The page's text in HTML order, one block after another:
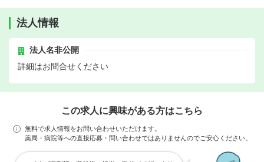
法人情報
法人名非公開
詳細はお問合せください
この求人に興味がある方はこちら
無料で求人情報をお問い合わせいただけます。
薬局・病院等への直接応募・問い合わせではありませんのでご安心ください。